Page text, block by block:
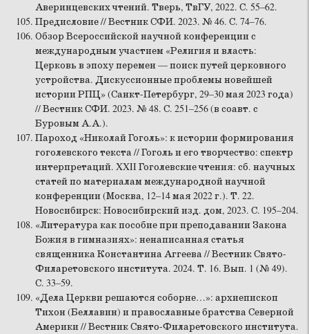
Аверинцевских чтений. Тверь, ТвГУ, 2022. С. 55–62.
Предисловие // Вестник СФИ. 2023. № 46. С. 74–76.
Обзор Всероссийской научной конференции с
международным участием «Религия и власть:
Церковь в эпоху перемен — поиск путей церковного
устройства. Дискуссионные проблемы новейшей
истории РПЦ» (Санкт-Петербург, 29–30 мая 2023 года)
// Вестник СФИ. 2023. № 48. С. 251–256 (в соавт. с
Буровым А.А.).
Пароход «Николай Гоголь»: к истории формирования
гоголевского текста // Гоголь и его творчество: спектр
интерпретаций. XXII Гоголевские чтения: сб. научных
статей по материалам международной научной
конференции (Москва, 12–14 мая 2022 г.). Т. 22.
Новосибирск: Новосибирский изд. дом, 2023. С. 195–204.
«Литература как пособие при преподавании Закона
Божия в гимназиях»: ненаписанная статья
священника Константина Аггеева // Вестник Свято-
Филаретовского института. 2024. Т. 16. Вып. 1 (№ 49).
С. 33–59.
«Дела Церкви решаются соборне…»: архиепископ
Тихон (Беллавин) и православные братства Северной
Америки // Вестник Свято-Филаретовского института.